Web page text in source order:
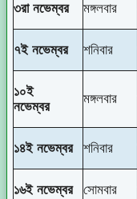
৩রা নভেম্বর মঙ্গলবার
৭ই নভেম্বর শনিবার
১০ই
নভেম্বর
মঙ্গলবার
১৪ই নভেম্বর শনিবার
১৬ই নভেম্বর সোমবার